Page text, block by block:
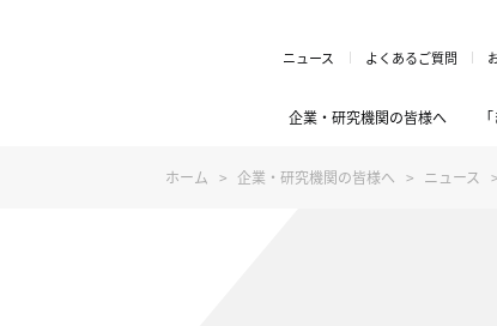
ニュース よくあるご質問
企業・研究機関の皆様へ
ホーム 企業・研究機関の皆様へ ニュース